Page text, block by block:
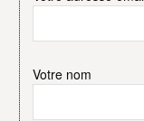
Votre nom